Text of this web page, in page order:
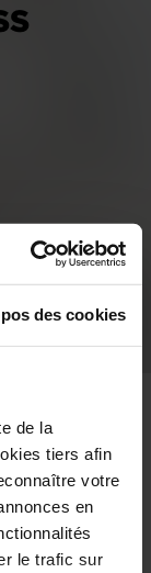
des cookies
de la
tiers afin
votre
en
le trafic sur